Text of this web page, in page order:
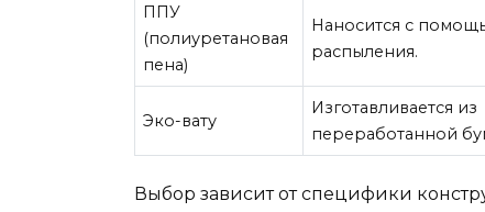
ППУ
(полиуретановая
пена)
Наносится с
распыления.
Эко-вату
Изготавливается из
переработанной
Выбор зависит от специфики